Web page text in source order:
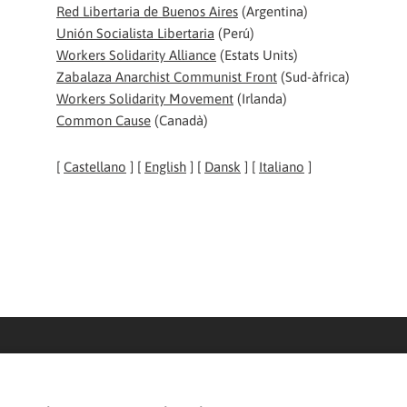
Red Libertaria de Buenos Aires (Argentina)
Unión Socialista Libertaria (Perú)
Workers Solidarity Alliance (Estats Units)
Zabalaza Anarchist Communist Front (Sud-àfrica)
Workers Solidarity Movement (Irlanda)
Common Cause (Canadà)
[ Castellano ] [ English ] [ Dansk ] [ Italiano ]